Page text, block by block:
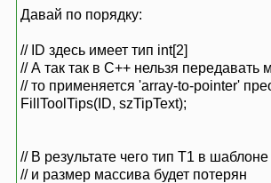
Давай по порядку:
// ID здесь имеет тип int[2]
// А так так в С++ нельзя
// то применяется 'array-to-pointer'
FillToolTips(ID, szTipText);
// В результате чего тип T1 в шаблоне
// и размер массива будет потерян